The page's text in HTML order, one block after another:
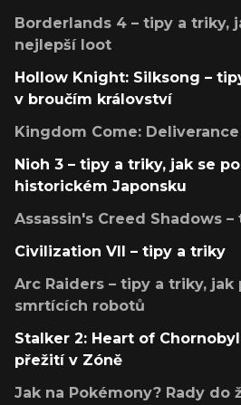
Borderlands 4 – tipy a triky,
nejlepší loot
Hollow Knight: Silksong –
v broučím království
Kingdom Come:
Nioh 3 – tipy a triky, jak se
historickém Japonsku
Assassin's Creed Shadows
Civilization VII – tipy a triky
Arc Raiders – tipy a triky,
smrtících robotů
Stalker 2: Heart of
přežití v Zóně
Jak na Pokémony? Rady do